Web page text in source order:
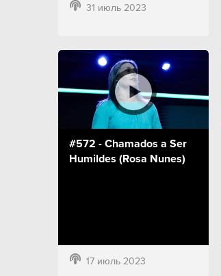
31 июль 2023
#572 - Chamados a Ser
Humildes (Rosa Nunes)
17 июль 2023